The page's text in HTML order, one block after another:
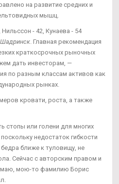
на развитие средних и
мышц.
- 42, Кунаева - 54
. Главная рекомендация
краткосрочных рыночных
дать инвесторам, —
по разным классам активов как
рынках.
кровати, роста, а также
стопы или голени для многих
недостаток гибкости
ближе к туловищу, не
Сейчас с авторским правом и
мою-то фамилию Борис